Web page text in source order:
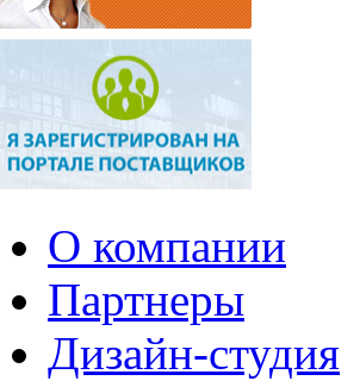
О компании
Партнеры
Дизайн-студия